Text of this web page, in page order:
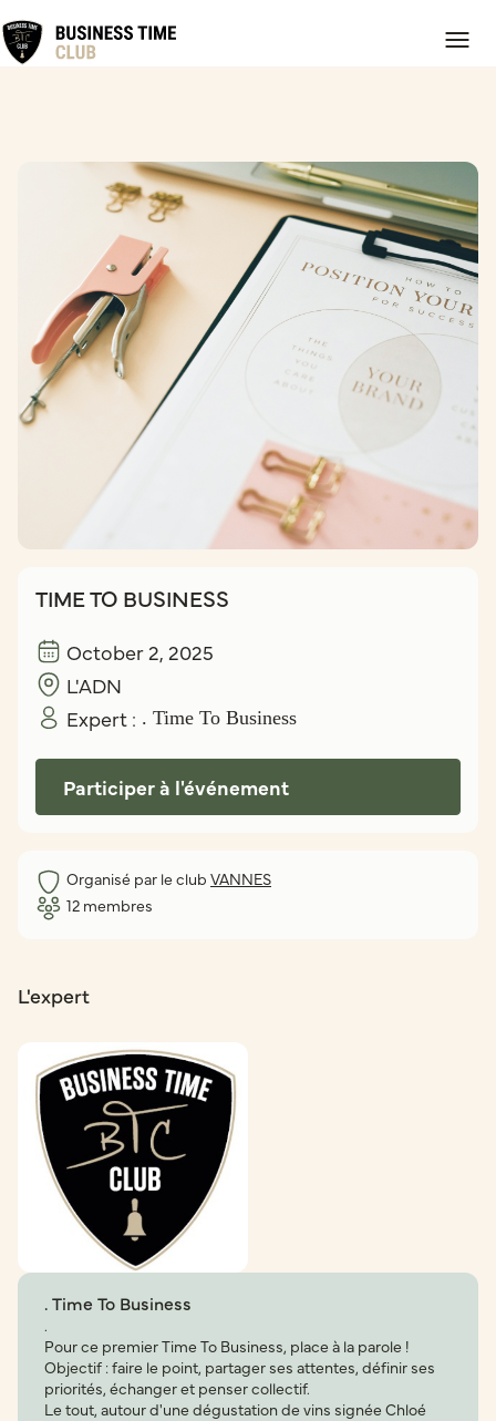
TIME TO BUSINESS
October 2, 2025
L'ADN
Expert : . Time To Business
Participer à l'événement
Organisé par le club VANNES
12 membres
L'expert
. Time To Business
.
Pour ce premier Time To Business, place à la parole !
Objectif : faire le point, partager ses attentes, définir ses
priorités, échanger et penser collectif.
Le tout, autour d'une dégustation de vins signée Chloé